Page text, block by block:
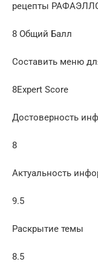
рецепты
8 Общий Балл
Составить меню
8Expert Score
Достоверность
8
Актуальность
9.5
Раскрытие темы
8.5